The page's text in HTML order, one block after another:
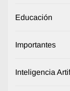
Educación
Importantes
Inteligencia